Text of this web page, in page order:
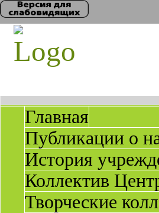
Главная
Публикации о
История
Коллектив
Творческие